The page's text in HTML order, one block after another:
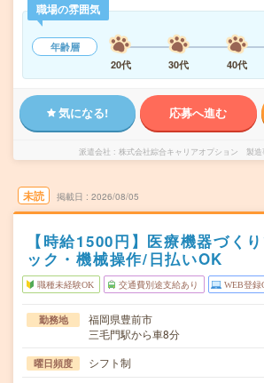
職場の雰囲気
年齢層
20代
30代 40代
気になる! 応募へ進む
派遣会社 株式会社綜合キャリアオプション 製造
未読 掲載日 2026/08/05
【時給1500円】医療機器づく
ック・機械操作/日払いOK
職種未経験OK 交通費別途支給あり WEB登録
勤務地
福岡県豊前市
三毛門駅から車8分
曜日頻度 シフト制